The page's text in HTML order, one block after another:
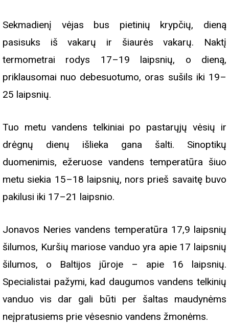
Sekmadienį vėjas bus pietinių krypčių, dieną
pasisuks iš vakarų ir šiaurės vakarų. Naktį
termometrai rodys 17–19 laipsnių, o dieną,
priklausomai nuo debesuotumo, oras sušils iki 19–
25 laipsnių.
Tuo metu vandens telkiniai po pastarųjų vėsių ir
drėgnų dienų išlieka gana šalti. Sinoptikų
duomenimis, ežeruose vandens temperatūra šiuo
metu siekia 15–18 laipsnių, nors prieš savaitę buvo
pakilusi iki 17–21 laipsnio.
Jonavos Neries vandens temperatūra 17,9 laipsnių
šilumos, Kuršių mariose vanduo yra apie 17 laipsnių
šilumos, o Baltijos jūroje – apie 16 laipsnių.
Specialistai pažymi, kad daugumos vandens telkinių
vanduo vis dar gali būti per šaltas maudynėms
neįpratusiems prie vėsesnio vandens žmonėms.